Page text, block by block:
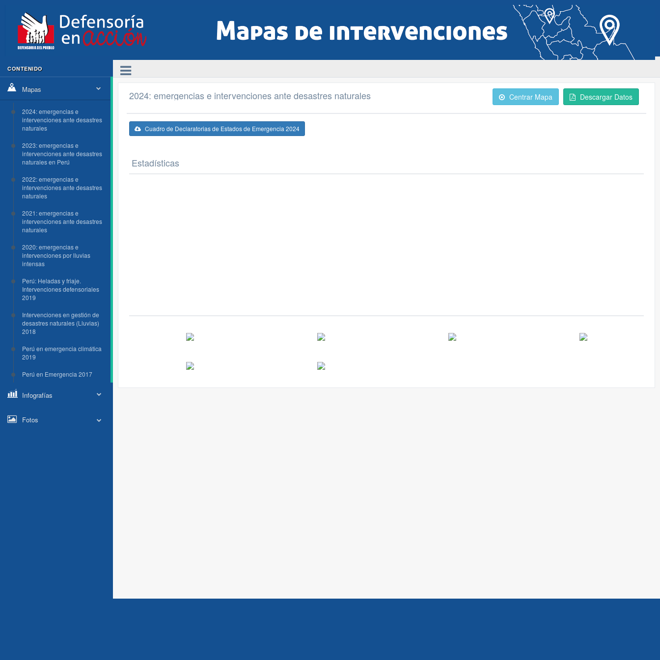
CONTENIDO
Mapas
2024: emergencias e
intervenciones ante desastres
naturales
2023: emergencias e
intervenciones ante desastres
naturales en Perú
2022: emergencias e
intervenciones ante desastres
naturales
2021: emergencias e
intervenciones ante desastres
naturales
2020: emergencias e
intervenciones por lluvias
intensas
Perú: Heladas y friaje.
Intervenciones defensoriales
2019
Intervenciones en gestión de
desastres naturales (Lluvias)
2018
Perú en emergencia climática
2019
Perú en Emergencia 2017
Infografías
Fotos
2024: emergencias e intervenciones ante desastres naturales Centrar Mapa Descargar Datos
Cuadro de Declaratorias de Estados de Emergencia 2024
Estadísticas